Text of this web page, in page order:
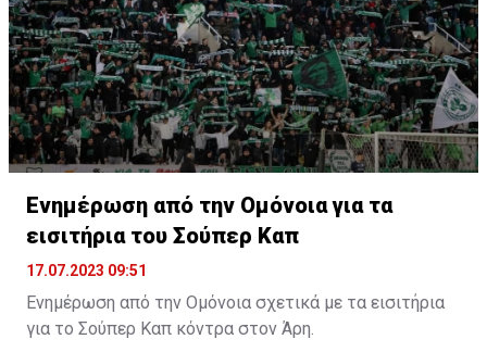
Ενημέρωση από την Ομόνοια για τα
εισιτήρια του Σούπερ Καπ
17.07.2023 09:51
Ενημέρωση από την Ομόνοια σχετικά με τα εισιτήρια
για το Σούπερ Καπ κόντρα στον Άρη.